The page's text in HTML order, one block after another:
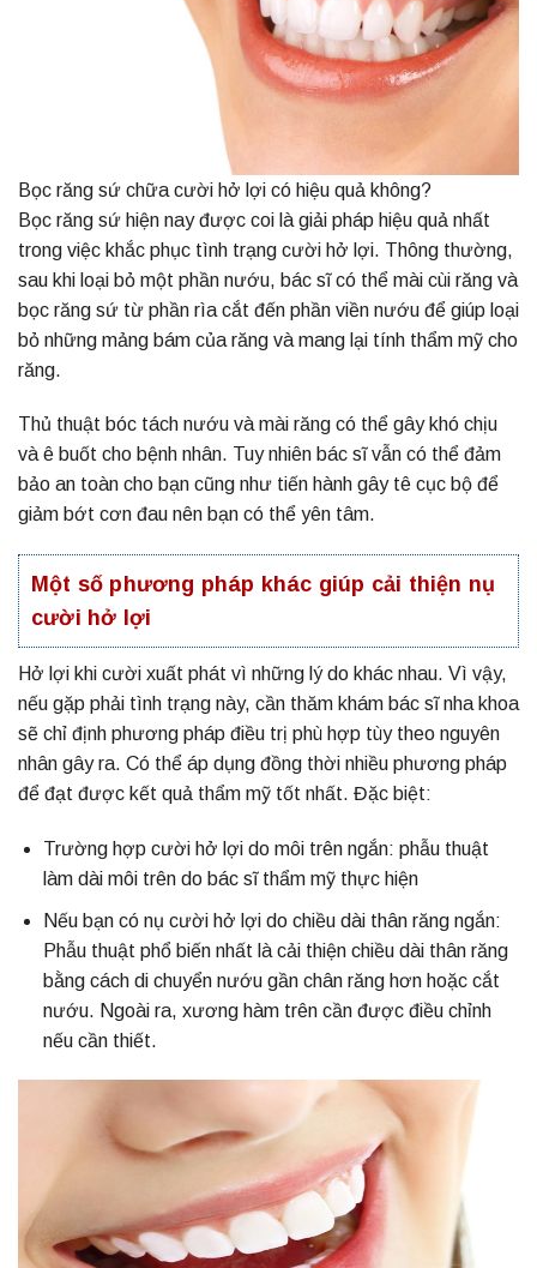
Bọc răng sứ chữa cười hở lợi có hiệu quả không?
Bọc răng sứ hiện nay được coi là giải pháp hiệu quả nhất
trong việc khắc phục tình trạng cười hở lợi. Thông thường,
sau khi loại bỏ một phần nướu, bác sĩ có thể mài cùi răng và
bọc răng sứ từ phần rìa cắt đến phần viền nướu để giúp loại
bỏ những mảng bám của răng và mang lại tính thẩm mỹ cho
răng.
Thủ thuật bóc tách nướu và mài răng có thể gây khó chịu
và ê buốt cho bệnh nhân. Tuy nhiên bác sĩ vẫn có thể đảm
bảo an toàn cho bạn cũng như tiến hành gây tê cục bộ để
giảm bớt cơn đau nên bạn có thể yên tâm.
Một số phương pháp khác giúp cải thiện nụ
cười hở lợi
Hở lợi khi cười xuất phát vì những lý do khác nhau. Vì vậy,
nếu gặp phải tình trạng này, cần thăm khám bác sĩ nha khoa
sẽ chỉ định phương pháp điều trị phù hợp tùy theo nguyên
nhân gây ra. Có thể áp dụng đồng thời nhiều phương pháp
để đạt được kết quả thẩm mỹ tốt nhất. Đặc biệt:
Trường hợp cười hở lợi do môi trên ngắn: phẫu thuật
làm dài môi trên do bác sĩ thẩm mỹ thực hiện
Nếu bạn có nụ cười hở lợi do chiều dài thân răng ngắn:
Phẫu thuật phổ biến nhất là cải thiện chiều dài thân răng
bằng cách di chuyển nướu gần chân răng hơn hoặc cắt
nướu. Ngoài ra, xương hàm trên cần được điều chỉnh
nếu cần thiết.